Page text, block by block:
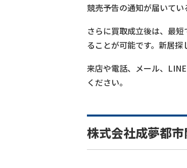
競売予告の通知が届いてい
さらに買取成立後は、最
ることが可能です。新居探
来店や電話、メール、
ください。
株式会社成夢都